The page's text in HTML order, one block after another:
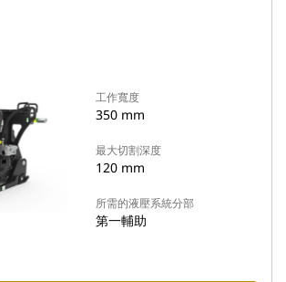
工作寬度
350 mm
最大切割深度
120 mm
所需的液壓系統分部
第一輔助